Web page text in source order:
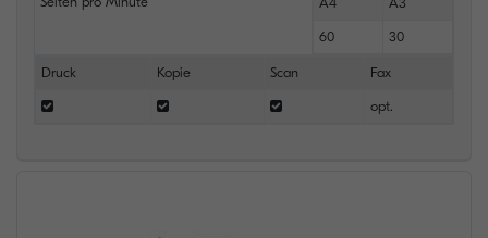
60 30
Druck Kopie Scan Fax
opt.